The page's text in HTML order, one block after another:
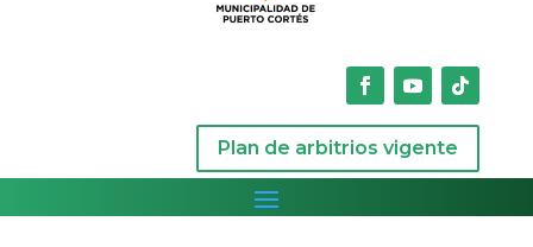
Plan de arbitrios vigente